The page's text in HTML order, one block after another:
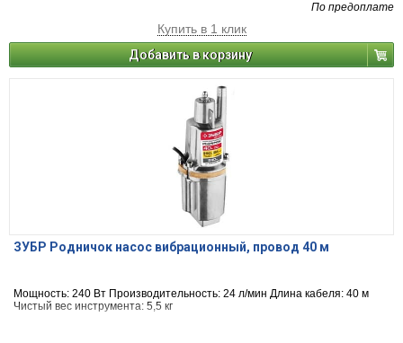
По предоплате
Купить в 1 клик
Добавить в корзину
ЗУБР Родничок насос вибрационный, провод 40 м
Мощность: 240 Вт Производительность: 24 л/мин Длина кабеля: 40 м
Чистый вес инструмента: 5,5 кг